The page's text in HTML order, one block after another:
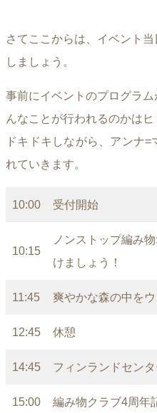
さてここからは、イベント
しましょう。
事前にイベントのプログラ
んなことが行われるのかは
ドキドキしながら、アンナ
れていきます。
10:00 受付開始
10:15
ノンストップ編み
けましょう！
11:45 爽やかな森の中を
12:45 休憩
14:45 フィンランドセン
15:00 編み物クラブ4周年